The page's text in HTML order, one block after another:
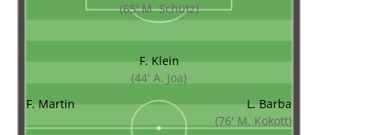
(65' M. Schütz)
F. Klein
(44' A. Joa)
F. Martin
L. Barba
(76' M. Kokott)